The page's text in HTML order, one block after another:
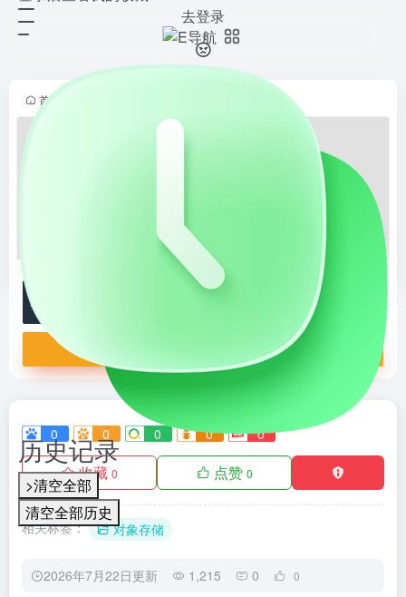
去登录
历史记录
>清空全部
清空全部历史
首页
0 0 0 0 0
收藏 0 点赞 0
相关标签： 对象存储
2026年7月22日更新 1,215 0 0
AWS提供的对象存储服务，具备
99.999999999%的数据持久性和高
于数据备份、网站托管、数...